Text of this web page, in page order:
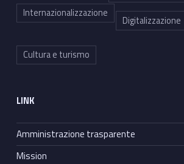
Internazionalizzazione
Digitalizzazione
Cultura e turismo
LINK
Amministrazione trasparente
Mission